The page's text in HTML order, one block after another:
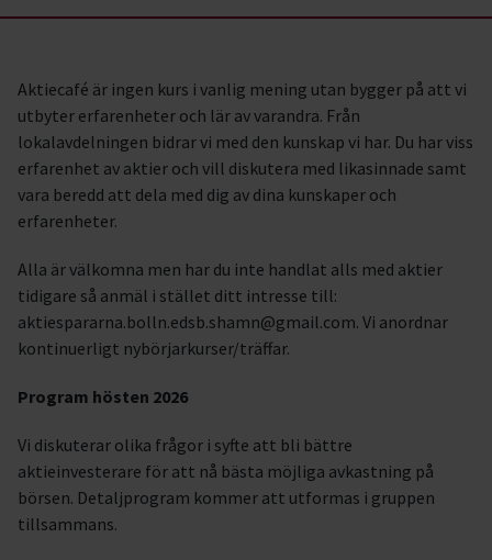
Aktiecafé är ingen kurs i vanlig mening utan bygger på att vi
utbyter erfarenheter och lär av varandra. Från
lokalavdelningen bidrar vi med den kunskap vi har. Du har viss
erfarenhet av aktier och vill diskutera med likasinnade samt
vara beredd att dela med dig av dina kunskaper och
erfarenheter.
Alla är välkomna men har du inte handlat alls med aktier
tidigare så anmäl i stället ditt intresse till:
aktiespararna.bolln.edsb.shamn@gmail.com. Vi anordnar
kontinuerligt nybörjarkurser/träffar.
Program hösten 2026
Vi diskuterar olika frågor i syfte att bli bättre
aktieinvesterare för att nå bästa möjliga avkastning på
börsen. Detaljprogram kommer att utformas i gruppen
tillsammans.